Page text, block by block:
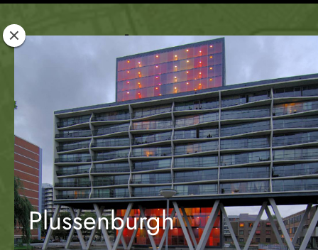
Rotterdam
Woont
Plussenburgh